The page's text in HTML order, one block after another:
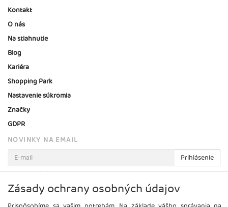
Kontakt
O nás
Na stiahnutie
Blog
Kariéra
Shopping Park
Nastavenie súkromia
Značky
GDPR
NOVINKY NA EMAIL
Prihlásenie
Viac informácií o tejto službe
Zásady ochrany osobných údajov